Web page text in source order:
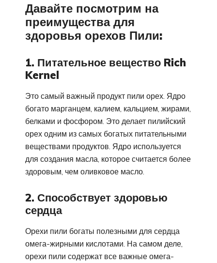
Давайте посмотрим на
преимущества для
здоровья орехов Пили:
1. Питательное вещество Rich
Kernel
Это самый важный продукт пили орех. Ядро
богато марганцем, калием, кальцием, жирами,
белками и фосфором. Это делает пилийский
орех одним из самых богатых питательными
веществами продуктов. Ядро используется
для создания масла, которое считается более
здоровым, чем оливковое масло.
2. Способствует здоровью
сердца
Орехи пили богаты полезными для сердца
омега-жирными кислотами. На самом деле,
орехи пили содержат все важные омега-